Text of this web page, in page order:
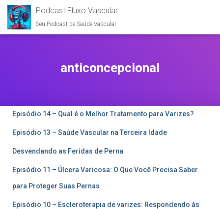
Podcast Fluxo Vascular
Seu Podcast de Saúde Vascular
anticoncepcional
Episódio 14 – Qual é o Melhor Tratamento para Varizes?
Episódio 13 – Saúde Vascular na Terceira Idade
Desvendando as Feridas de Perna
Episódio 11 – Úlcera Varicosa: O Que Você Precisa Saber
para Proteger Suas Pernas
Episódio 10 – Escleroterapia de varizes: Respondendo às